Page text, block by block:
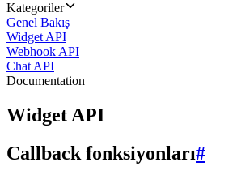
Kategoriler
Genel Bakış
Widget API
Webhook API
Chat API
Documentation
Widget API
Callback fonksiyonları#